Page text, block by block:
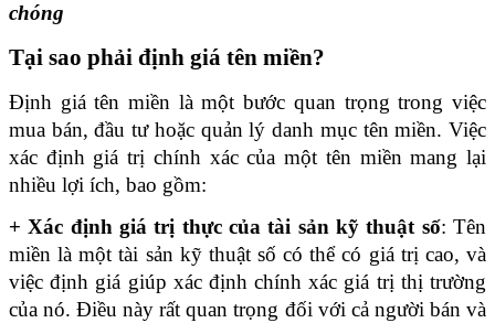
chóng
Tại sao phải định giá tên miền?
Định giá tên miền là một bước quan trọng trong việc
mua bán, đầu tư hoặc quản lý danh mục tên miền. Việc
xác định giá trị chính xác của một tên miền mang lại
nhiều lợi ích, bao gồm:
+ Xác định giá trị thực của tài sản kỹ thuật số: Tên
miền là một tài sản kỹ thuật số có thể có giá trị cao, và
việc định giá giúp xác định chính xác giá trị thị trường
của nó. Điều này rất quan trọng đối với cả người bán và